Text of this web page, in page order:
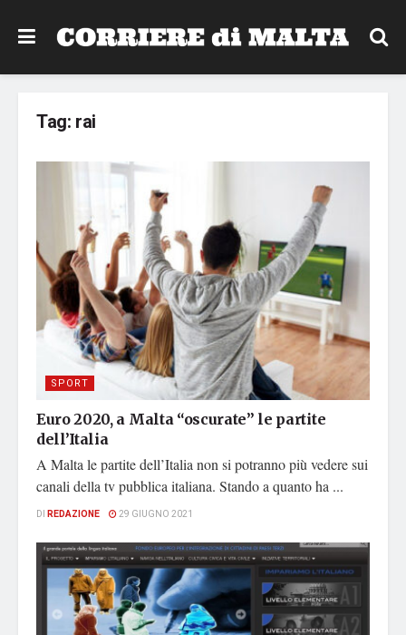
Tag: rai
SPORT
Euro 2020, a Malta “oscurate” le partite
dell’Italia
A Malta le partite dell’Italia non si potranno più vedere sui
canali della tv pubblica italiana. Stando a quanto ha ...
DI REDAZIONE 29 GIUGNO 2021